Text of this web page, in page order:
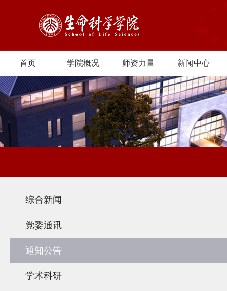
首页 学院概况 师资力量 新闻中心
综合新闻
党委通讯
通知公告
学术科研